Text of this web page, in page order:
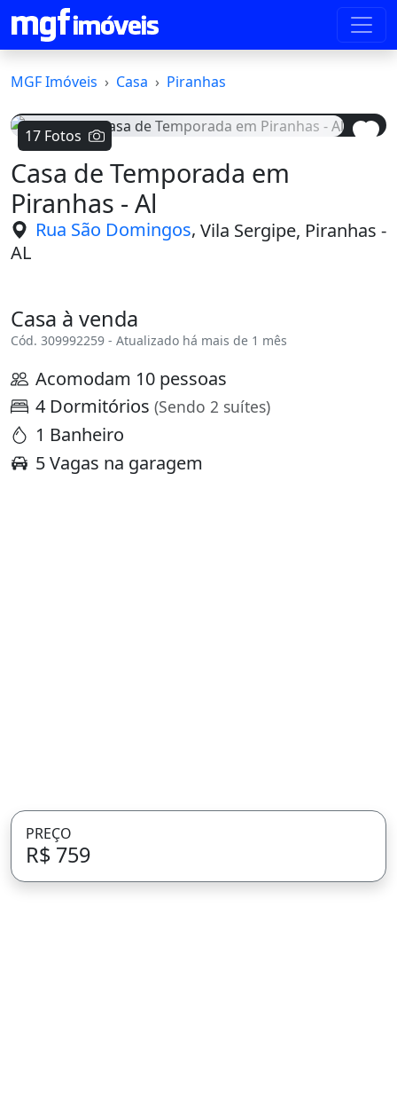
MGF Imóveis Casa Piranhas
17 Fotos
Voltar
Casa de Temporada em
Piranhas - Al
Rua São Domingos, Vila Sergipe, Piranhas -
AL
Casa à venda
Cód. 309992259 - Atualizado há mais de 1 mês
Acomodam 10 pessoas
4 Dormitórios (Sendo 2 suítes)
1 Banheiro
5 Vagas na garagem
PREÇO
R$ 759